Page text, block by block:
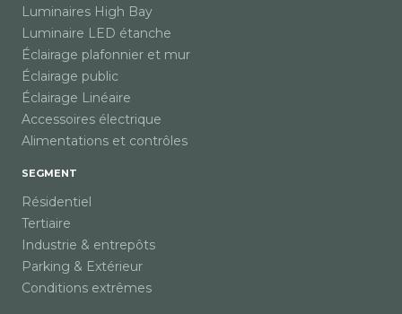
Luminaires High Bay
Luminaire LED étanche
Éclairage plafonnier et mur
Éclairage public
Éclairage Linéaire
Accessoires électrique
Alimentations et contrôles
SEGMENT
Résidentiel
Tertiaire
Industrie & entrepôts
Parking & Extérieur
Conditions extrêmes